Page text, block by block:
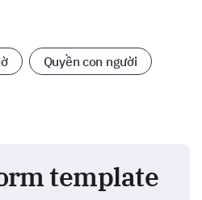
Quyền con người
template